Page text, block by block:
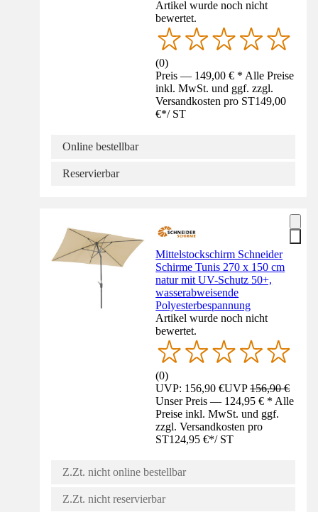
Artikel wurde noch nicht
bewertet.
(0)
Preis — 149,00 € * Alle Preise
inkl. MwSt. und ggf. zzgl.
Versandkosten pro ST149,00
€*/ ST
Online bestellbar
Reservierbar
Mittelstockschirm Schneider
Schirme Tunis 270 x 150 cm
natur mit UV-Schutz 50+,
wasserabweisende
Polyesterbespannung
Artikel wurde noch nicht
bewertet.
(0)
UVP: 156,90 €UVP156,90 €
Unser Preis — 124,95 € * Alle
Preise inkl. MwSt. und ggf.
zzgl. Versandkosten pro
ST124,95 €*/ ST
Z.Zt. nicht online bestellbar
Z.Zt. nicht reservierbar